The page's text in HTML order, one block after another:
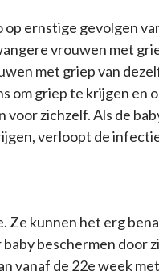
ernstige gevolgen
vrouwen met
met griep van
om griep te krijgen en
zichzelf. Als de
verloopt de
Ze kunnen het erg
beschermen door
vanaf de 22e week